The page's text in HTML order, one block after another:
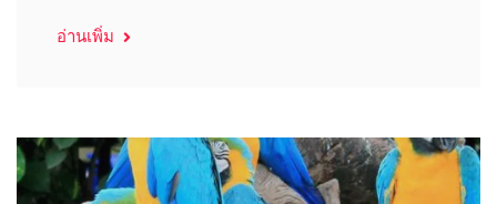
อ่านเพิ่ม